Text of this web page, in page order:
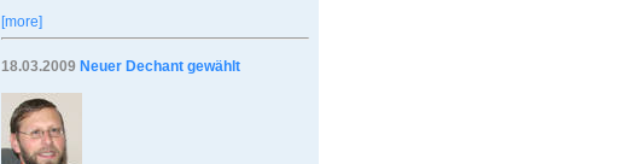
[more]
18.03.2009 Neuer Dechant gewählt